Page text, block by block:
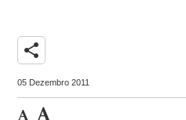
share
05 Dezembro 2011